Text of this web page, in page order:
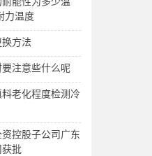
力温度
方法
注意些什么呢
老化程度检测冷
控股子公司广东
批